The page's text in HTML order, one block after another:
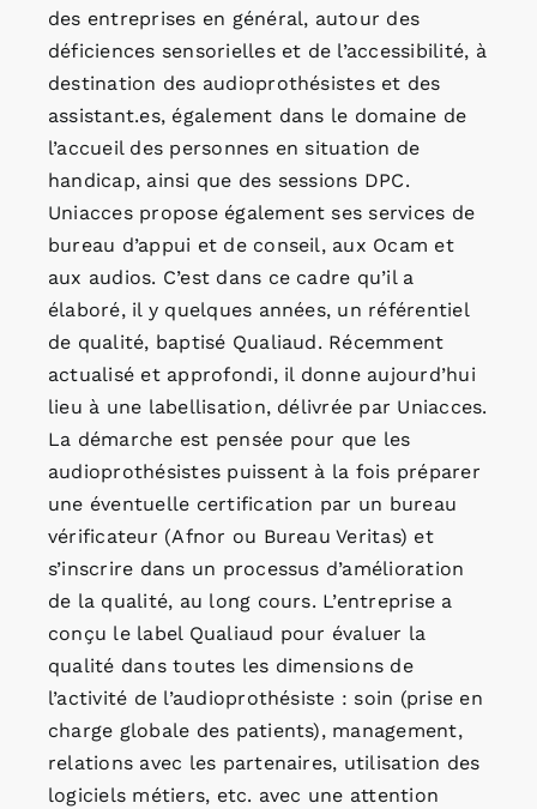
des entreprises en général, autour des
déficiences sensorielles et de l’accessibilité, à
destination des audioprothésistes et des
assistant.es, également dans le domaine de
l’accueil des personnes en situation de
handicap, ainsi que des sessions DPC.
Uniacces propose également ses services de
bureau d’appui et de conseil, aux Ocam et
aux audios. C’est dans ce cadre qu’il a
élaboré, il y quelques années, un référentiel
de qualité, baptisé Qualiaud. Récemment
actualisé et approfondi, il donne aujourd’hui
lieu à une labellisation, délivrée par Uniacces.
La démarche est pensée pour que les
audioprothésistes puissent à la fois préparer
une éventuelle certification par un bureau
vérificateur (Afnor ou Bureau Veritas) et
s’inscrire dans un processus d’amélioration
de la qualité, au long cours. L’entreprise a
conçu le label Qualiaud pour évaluer la
qualité dans toutes les dimensions de
l’activité de l’audioprothésiste : soin (prise en
charge globale des patients), management,
relations avec les partenaires, utilisation des
logiciels métiers, etc. avec une attention